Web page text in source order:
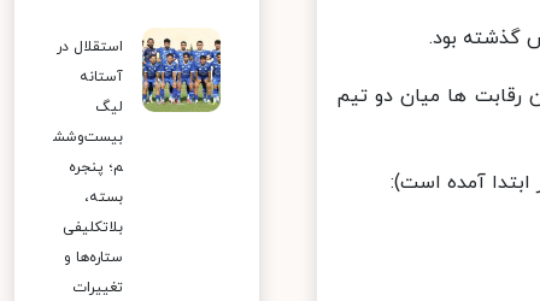
این رقابت ها میان دو تیم
استقلال در
آستانه
لیگ
بیست‌وشش
م؛ پنجره
بسته،
بلاتکلیفی
ستاره‌ها و
تغییرات